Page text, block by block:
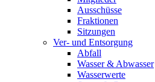
Ausschüsse
Fraktionen
Sitzungen
Ver- und Entsorgung
Abfall
Wasser & Abwasser
Wasserwerte